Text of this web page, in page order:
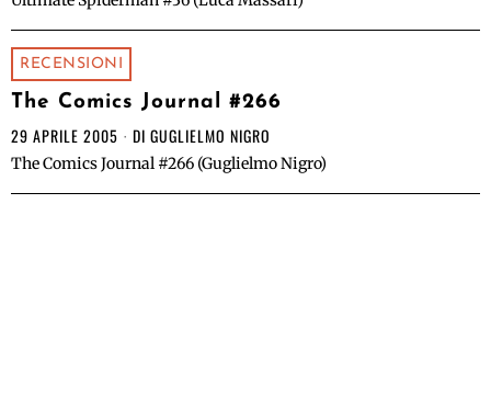
RECENSIONI
The Comics Journal #266
29 APRILE 2005 DI GUGLIELMO NIGRO
The Comics Journal #266 (Guglielmo Nigro)